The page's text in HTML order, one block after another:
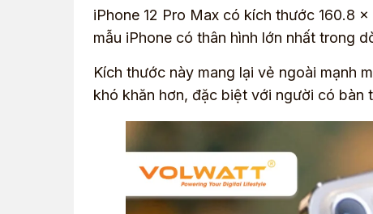
iPhone 12 Pro Max có kích thước 160.8
mẫu iPhone có thân hình lớn nhất trong
Kích thước này mang lại vẻ ngoài mạnh
khó khăn hơn, đặc biệt với người có bàn